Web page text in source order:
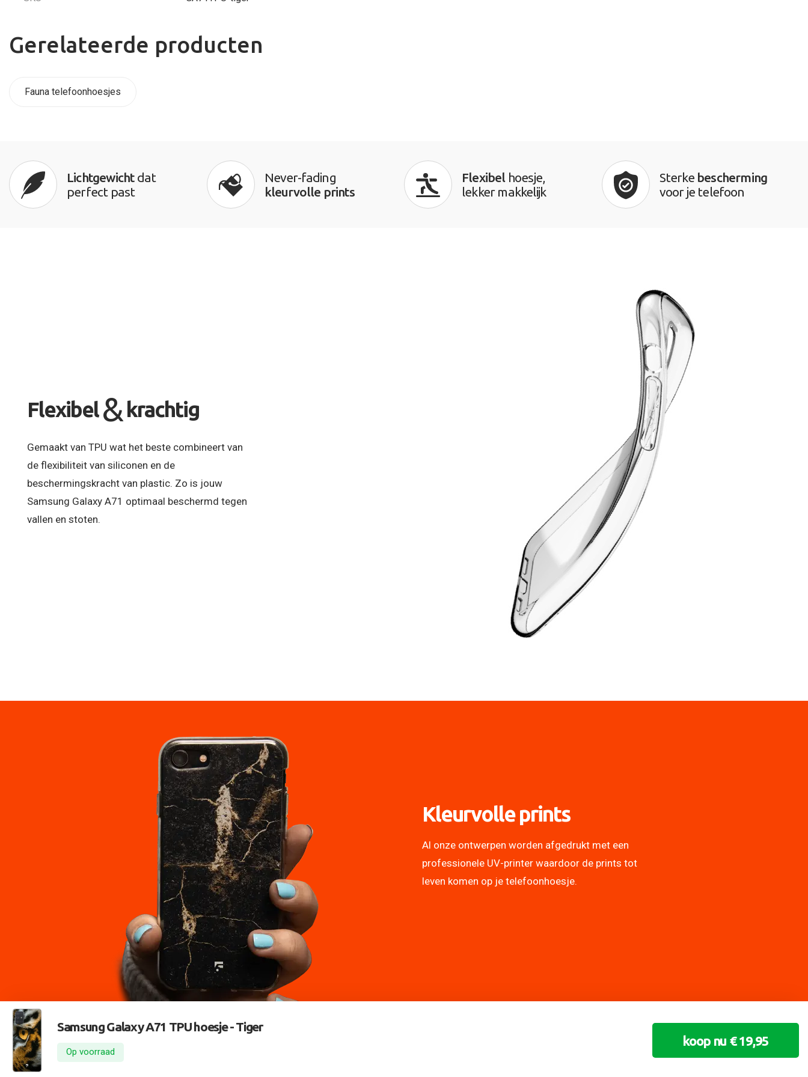
Gerelateerde producten
Fauna telefoonhoesjes
Lichtgewichtdat
perfect past
Never-fading
kleurvolle prints
Flexibelhoesje,
lekker makkelijk
Sterke bescherming
voor je telefoon
Flexibel & krachtig
Gemaakt van TPU wat het beste combineert van
de flexibiliteit van siliconen en de
beschermingskracht van plastic. Zo is jouw
Samsung Galaxy A71 optimaal beschermd tegen
vallen en stoten.
Kleurvolle prints
Al onze ontwerpen worden afgedrukt met een
professionele UV-printer waardoor de prints tot
leven komen op je telefoonhoesje.
Samsung Galaxy A71 TPU hoesje -Tiger
Op voorraad
koop nu € 19,95